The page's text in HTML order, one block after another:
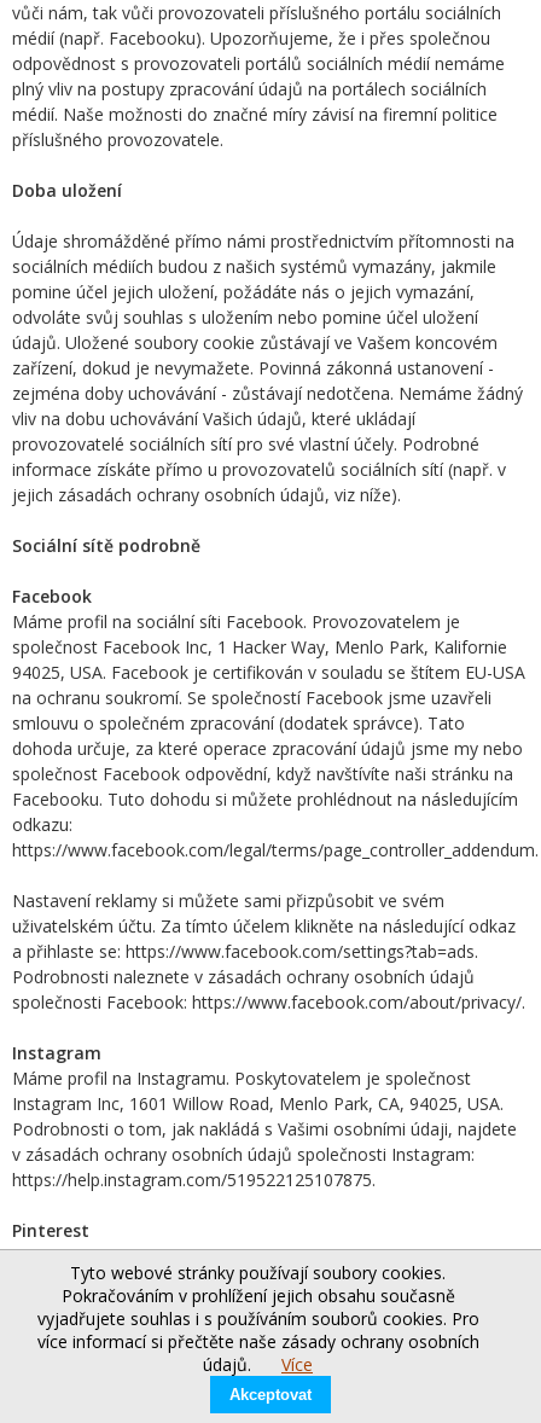
vůči nám, tak vůči provozovateli příslušného portálu sociálních
médií (např. Facebooku). Upozorňujeme, že i přes společnou
odpovědnost s provozovateli portálů sociálních médií nemáme
plný vliv na postupy zpracování údajů na portálech sociálních
médií. Naše možnosti do značné míry závisí na firemní politice
příslušného provozovatele.
Doba uložení
Údaje shromážděné přímo námi prostřednictvím přítomnosti na
sociálních médiích budou z našich systémů vymazány, jakmile
pomine účel jejich uložení, požádáte nás o jejich vymazání,
odvoláte svůj souhlas s uložením nebo pomine účel uložení
údajů. Uložené soubory cookie zůstávají ve Vašem koncovém
zařízení, dokud je nevymažete. Povinná zákonná ustanovení -
zejména doby uchovávání - zůstávají nedotčena. Nemáme žádný
vliv na dobu uchovávání Vašich údajů, které ukládají
provozovatelé sociálních sítí pro své vlastní účely. Podrobné
informace získáte přímo u provozovatelů sociálních sítí (např. v
jejich zásadách ochrany osobních údajů, viz níže).
Sociální sítě podrobně
Facebook
Máme profil na sociální síti Facebook. Provozovatelem je
společnost Facebook Inc, 1 Hacker Way, Menlo Park, Kalifornie
94025, USA. Facebook je certifikován v souladu se štítem EU-USA
na ochranu soukromí. Se společností Facebook jsme uzavřeli
smlouvu o společném zpracování (dodatek správce). Tato
dohoda určuje, za které operace zpracování údajů jsme my nebo
společnost Facebook odpovědní, když navštívíte naši stránku na
Facebooku. Tuto dohodu si můžete prohlédnout na následujícím
odkazu:
https://www.facebook.com/legal/terms/page_controller_addendum.
Nastavení reklamy si můžete sami přizpůsobit ve svém
uživatelském účtu. Za tímto účelem klikněte na následující odkaz
a přihlaste se: https://www.facebook.com/settings?tab=ads.
Podrobnosti naleznete v zásadách ochrany osobních údajů
společnosti Facebook: https://www.facebook.com/about/privacy/.
Instagram
Máme profil na Instagramu. Poskytovatelem je společnost
Instagram Inc, 1601 Willow Road, Menlo Park, CA, 94025, USA.
Podrobnosti o tom, jak nakládá s Vašimi osobními údaji, najdete
v zásadách ochrany osobních údajů společnosti Instagram:
https://help.instagram.com/519522125107875.
Pinterest
Máme profil na Pinterestu. Provozovatelem je společnost
Pinterest Inc, 808 Brannan Street San Francisco, CA 94103-490,
USA („Pinterest“). Podrobnosti o tom, jak nakládá s Vašimi
osobními údaji, najdete v zásadách ochrany osobních údajů
společnosti Pinterest: https://policy.pinterest.com/de/privacy-
Tyto webové stránky používají soubory cookies.
Pokračováním v prohlížení jejich obsahu současně
vyjadřujete souhlas i s používáním souborů cookies. Pro
více informací si přečtěte naše zásady ochrany osobních
údajů.
Více
Akceptovat